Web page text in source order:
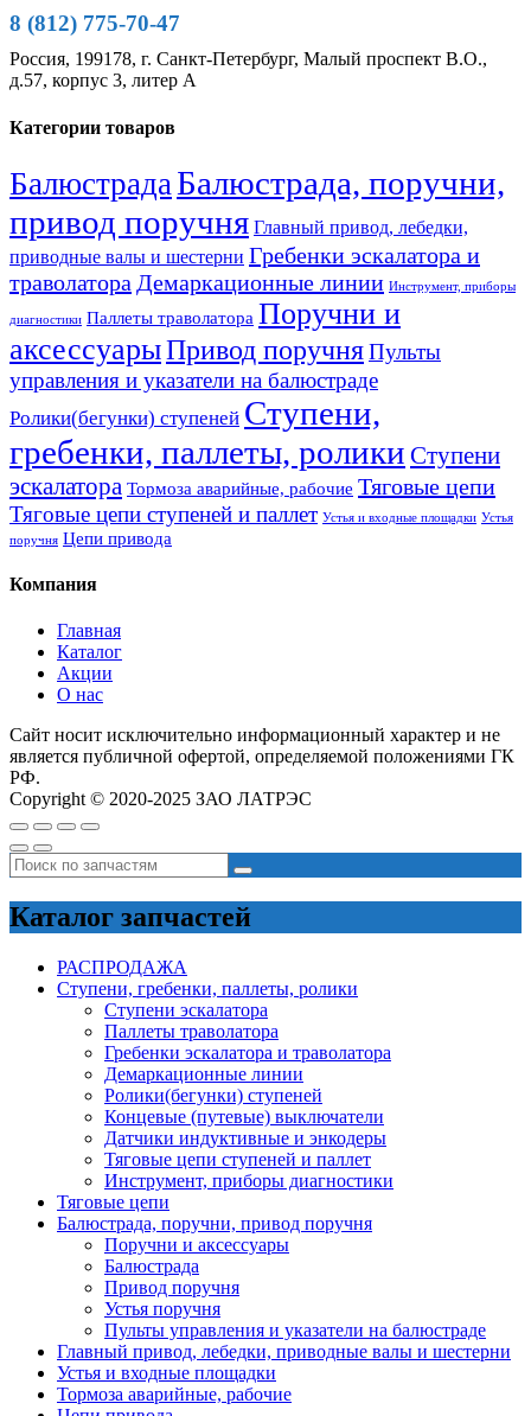
8 (812) 775-70-47
Россия, 199178, г. Санкт-Петербург, Малый проспект В.О.,
д.57, корпус 3, литер А
Категории товаров
Балюстрада Балюстрада, поручни,
привод поручня Главный привод, лебедки,
приводные валы и шестерни Гребенки эскалатора и
траволатора Демаркационные линии Инструмент, приборы
диагностики Паллеты траволатора Поручни и
аксессуарыПривод поручняПульты
управления и указатели на балюстраде
Ролики(бегунки) ступеней Ступени,
гребенки, паллеты, ролики Ступени
эскалатора Тормоза аварийные, рабочие Тяговые цепи
Тяговые цепи ступеней и паллет Устья и входные площадки Устья
поручня Цепи привода
Компания
Главная
Каталог
Акции
О нас
Сайт носит исключительно информационный характер и не
является публичной офертой, определяемой положениями ГК
РФ.
Copyright © 2020-2025 ЗАО ЛАТРЭС
Каталог запчастей
РАСПРОДАЖА
Ступени, гребенки, паллеты, ролики
Ступени эскалатора
Паллеты траволатора
Гребенки эскалатора и траволатора
Демаркационные линии
Ролики(бегунки) ступеней
Концевые (путевые) выключатели
Датчики индуктивные и энкодеры
Тяговые цепи ступеней и паллет
Инструмент, приборы диагностики
Тяговые цепи
Балюстрада, поручни, привод поручня
Поручни и аксессуары
Балюстрада
Привод поручня
Устья поручня
Пульты управления и указатели на балюстраде
Главный привод, лебедки, приводные валы и шестерни
Устья и входные площадки
Тормоза аварийные, рабочие